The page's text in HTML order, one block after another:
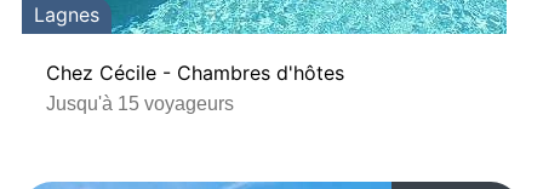
Lagnes
Chez Cécile - Chambres d'hôtes
Jusqu'à 15 voyageurs